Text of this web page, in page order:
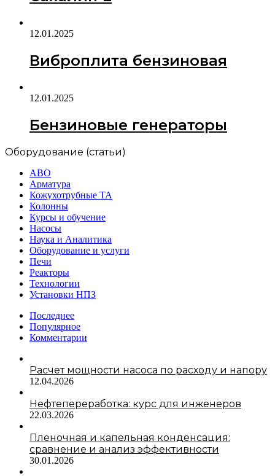
12.01.2025
Виброплита бензиновая
12.01.2025
Бензиновые генераторы
Оборудование (статьи)
АВО
Арматура
Кожухотрубные ТА
Колонны
Курсы и обучение
Насосы
Наука и Аналитика
Оборудование и услуги
Печи
Реакторы
Технологии
Установки НПЗ
Последнее
Популярное
Комментарии
Расчет мощности насоса по расходу и напору
12.04.2026
Нефтепереработка: курс для инженеров
22.03.2026
Пленочная и капельная конденсация:
сравнение и анализ эффективности
30.01.2026